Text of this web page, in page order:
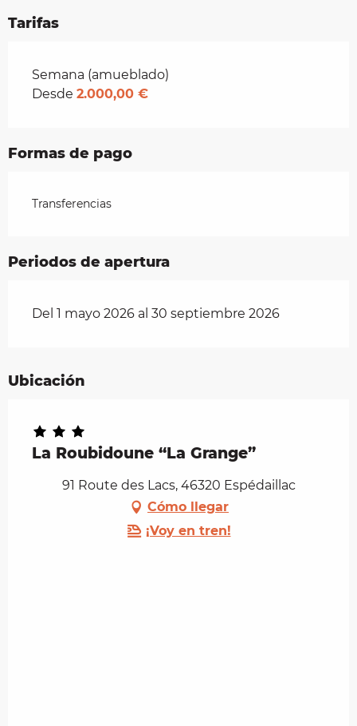
Tarifas
Tarifas 2026
Semana (amueblado)
Desde 2.000,00 €
Formas de pago
Transferencias
Periodos de apertura
Del 1 mayo 2026 al 30 septiembre 2026
Ubicación
La Roubidoune “La Grange”
91 Route des Lacs, 46320 Espédaillac
Cómo llegar
¡Voy en tren!